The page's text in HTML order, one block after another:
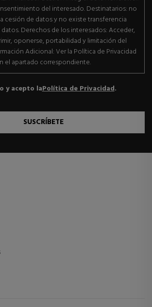
del interesado. Destinatarios: no
cesión de datos y no existe transferencia
Derechos de los interesados: Acceder,
oponerse, portabilidad y limitación del
Adicional: Ver la Política de Privacidad
el apartado correspondiente.
y acepto laPolítica de Privacidad.
SUSCRÍBETE